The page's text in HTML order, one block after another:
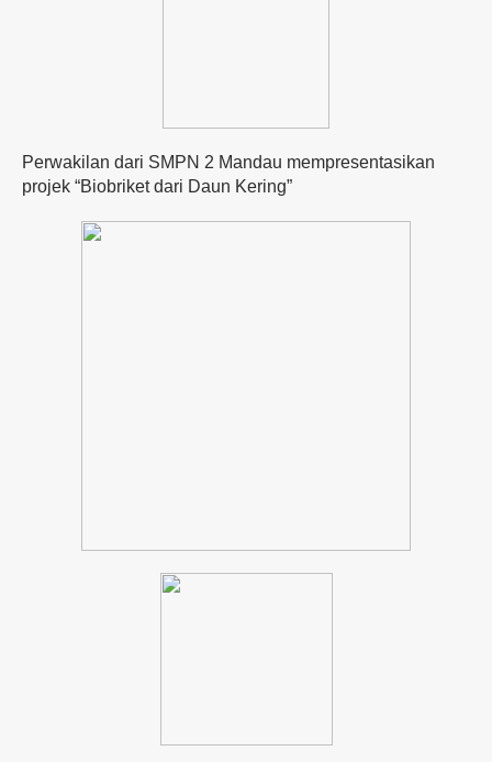
Perwakilan dari SMPN 2 Mandau mempresentasikan
projek “Biobriket dari Daun Kering”